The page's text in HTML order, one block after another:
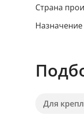
Страна
Назначение
Для